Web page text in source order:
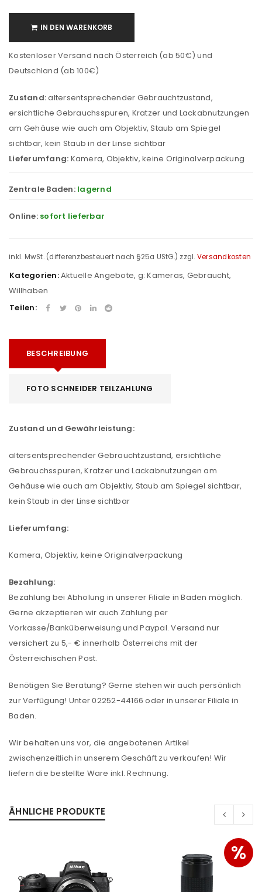
Benutzername oder E-Mail-Adresse
*
IN DEN WARENKORB
Kostenloser Versand nach Österreich (ab 50€) und
Deutschland (ab 100€)
Zustand:altersentsprechender Gebrauchtzustand,
ersichtliche Gebrauchsspuren, Kratzer und Lackabnutzungen
am Gehäuse wie auch am Objektiv, Staub am Spiegel
sichtbar, kein Staub in der Linse sichtbar
Lieferumfang: Kamera, Objektiv, keine Originalverpackung
Zentrale Baden: lagernd
Online: sofort lieferbar
inkl. MwSt. (differenzbesteuert nach §25a UStG.) zzgl. Versandkosten
Kategorien:Aktuelle Angebote, g: Kameras, Gebraucht,
Willhaben
Teilen:
BESCHREIBUNG
FOTO SCHNEIDER TEILZAHLUNG
Zustand und Gewährleistung:
altersentsprechender Gebrauchtzustand, ersichtliche
Gebrauchsspuren, Kratzer und Lackabnutzungen am
Gehäuse wie auch am Objektiv, Staub am Spiegel sichtbar,
kein Staub in der Linse sichtbar
Lieferumfang:
Kamera, Objektiv, keine Originalverpackung
Bezahlung:
Bezahlung bei Abholung in unserer Filiale in Baden möglich.
Gerne akzeptieren wir auch Zahlung per
Vorkasse/Banküberweisung und Paypal. Versand nur
versichert zu 5,- € innerhalb Österreichs mit der
Österreichischen Post.
Benötigen Sie Beratung? Gerne stehen wir auch persönlich
zur Verfügung! Unter 02252-44166 oder in unserer Filiale in
Baden.
Wir behalten uns vor, die angebotenen Artikel
zwischenzeitlich in unserem Geschäft zu verkaufen! Wir
liefern die bestellte Ware inkl. Rechnung.
ÄHNLICHE PRODUKTE
%